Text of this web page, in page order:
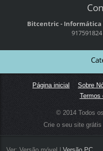
Bitcentric - Informática
917591824
Página inicial Sobre
Termos
© 2014 Todos
Crie o seu site grátis